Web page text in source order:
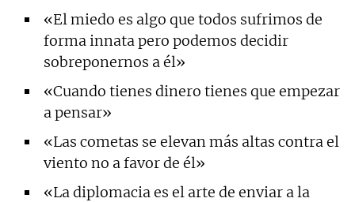
«El miedo es algo que todos sufrimos de
forma innata pero podemos decidir
sobreponernos a él»
«Cuando tienes dinero tienes que empezar
a pensar»
«Las cometas se elevan más altas contra el
viento no a favor de él»
«La diplomacia es el arte de enviar a la